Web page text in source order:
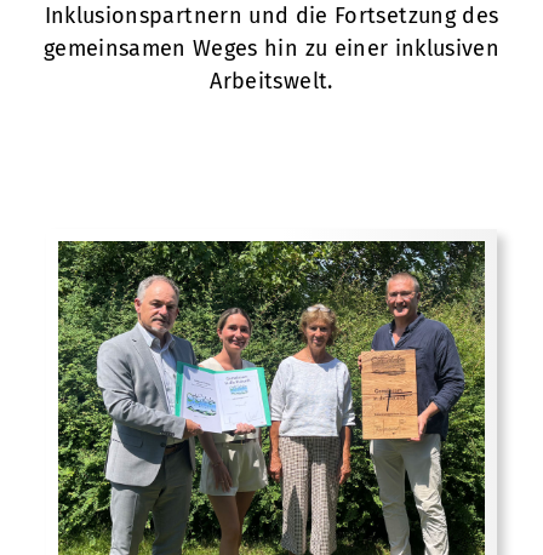
Inklusionspartnern und die Fortsetzung des
gemeinsamen Weges hin zu einer inklusiven
Arbeitswelt.